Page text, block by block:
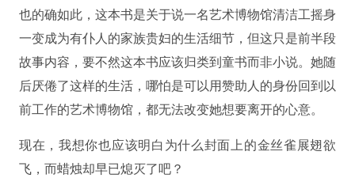
也的确如此，这本书是关于说一名艺术博物馆清洁工摇身
一变成为有仆人的家族贵妇的生活细节，但这只是前半段
故事内容，要不然这本书应该归类到童书而非小说。她随
后厌倦了这样的生活，哪怕是可以用赞助人的身份回到以
前工作的艺术博物馆，都无法改变她想要离开的心意。
现在，我想你也应该明白为什么封面上的金丝雀展翅欲
飞，而蜡烛却早已熄灭了吧？